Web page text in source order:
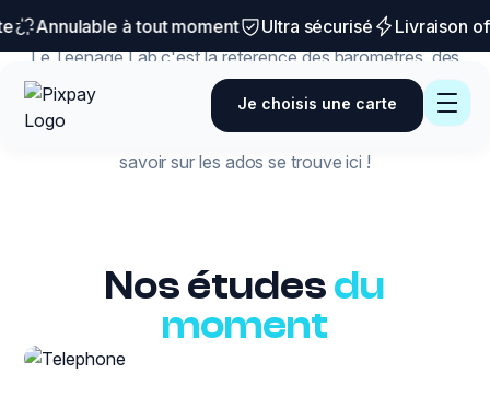
Annulable à tout moment Ultra sécurisé Livraison
Je choisis une carte
TeenageLab
Le Teenage Lab c'est la référence des baromètres, des
statistiques et des études passées et à venir à propos
des adolescents. Habitudes de consommation, argent
de poche, tendances, rêves, tout ce que vous devez
savoir sur les ados se trouve ici !
Nos étudesdu
moment